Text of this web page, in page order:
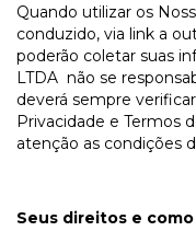
Quando utilizar os
conduzido, via link a
poderão coletar suas
LTDA não se
deverá sempre
Privacidade e Termos
atenção as condições
Seus direitos e